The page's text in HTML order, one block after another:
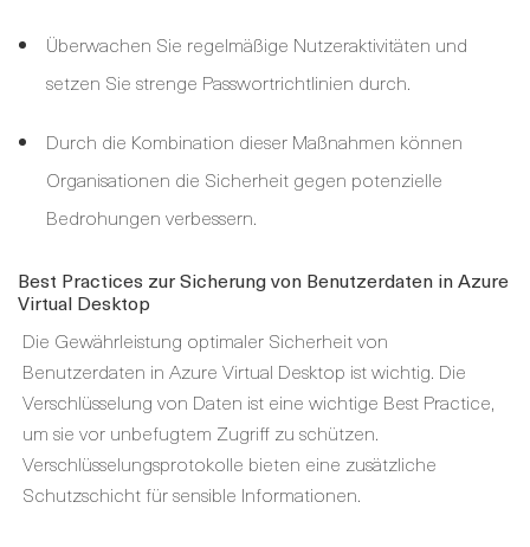
Überwachen Sie regelmäßige Nutzeraktivitäten und
setzen Sie strenge Passwortrichtlinien durch.
Durch die Kombination dieser Maßnahmen können
Organisationen die Sicherheit gegen potenzielle
Bedrohungen verbessern.
Best Practices zur Sicherung von Benutzerdaten in Azure
Virtual Desktop
Die Gewährleistung optimaler Sicherheit von
Benutzerdaten in Azure Virtual Desktop ist wichtig. Die
Verschlüsselung von Daten ist eine wichtige Best Practice,
um sie vor unbefugtem Zugriff zu schützen.
Verschlüsselungsprotokolle bieten eine zusätzliche
Schutzschicht für sensible Informationen.